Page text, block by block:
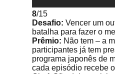
8/15
Desafio: Vencer um
batalha para fazer o
Prêmio: Não tem – a
participantes já tem
programa japonês de
cada episódio recebe